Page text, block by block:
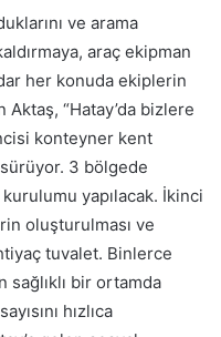
ve arama
araç ekipman
her konuda ekiplerin
“Hatay’da bizlere
konteyner kent
sürüyor. 3 bölgede
yapılacak. İkinci
oluşturulması ve
tuvalet. Binlerce
sağlıklı bir ortamda
hızlıca